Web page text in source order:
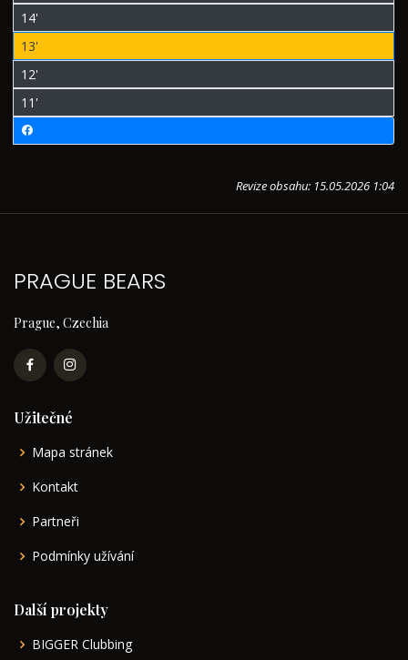
14'
13'
12'
11'
Revize obsahu: 15.05.2026 1:04
PRAGUE BEARS
Prague, Czechia
Užitečné
Mapa stránek
Kontakt
Partneři
Podmínky užívání
Další projekty
BIGGER Clubbing